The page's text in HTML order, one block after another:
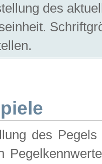
des
des Pegels